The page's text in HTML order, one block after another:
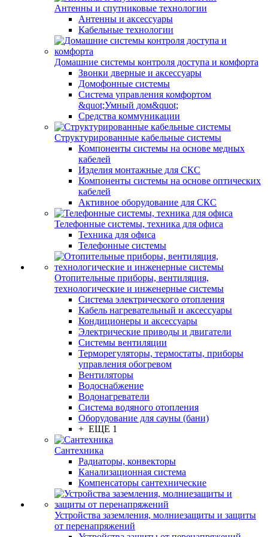
Антенны и спутниковые технологии
Антенны и аксессуары
Кабельные технологии
Домашние системы контроля доступа и комфорта
Звонки дверные и аксессуары
Домофонные системы
Система управления комфортом
&quot;Умный дом&quot;
Средства коммуникации
Структурированные кабельные системы
Компоненты системы на основе медных
кабелей
Изделия монтажные для СКС
Компоненты системы на основе оптических
кабелей
Активное оборудование для СКС
Телефонные системы, техника для офиса
Техника для офиса
Телефонные системы
Отопительные приборы, вентиляция,
технологические и инженерные системы
Система электрического отопления
Кабель нагревательный и аксессуары
Кондиционеры и аксессуары
Электрические приводы и двигатели
Системы вентиляции
Терморегуляторы, термостаты, приборы
управления обогревом
Вентиляторы
Водоснабжение
Водонагреватели
Система водяного отопления
Оборудование для сауны (бани)
+ ЕЩЕ 1
Сантехника
Радиаторы, конвекторы
Канализационная система
Компенсаторы сантехнические
Устройства заземления, молниезащиты и защиты
от перенапряжений